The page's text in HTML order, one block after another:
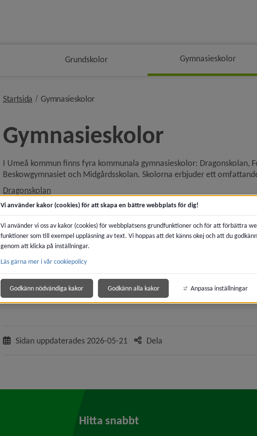
Grundskolor Gymnasieskolor
Startsida Gymnasieskolornivå i brödsmulenavigeringen
Gymnasieskolor
I Umeå kommun finns fyra kommunala gymnasieskolor: Dragonskolan,
Beskowgymnasiet och Midgårdsskolan. Skolorna erbjuder ett
Dragonskolan
Forslundagymnasiet
Maja Beskowgymnasiet
Midgårdsskolan
Fristående skolor
MinervagymnasiumLänk till annan webbplats, öppnas i nytt fönster.
NTI-gymnasietLänk till annan webbplats, öppnas i nytt fönster.
Thoren Sports Academy
Länk till annan webbplats, öppnas i nytt fönster.
Yrkesgymnasiet Länk till annan webbplats, öppnas i nytt fönster.
Sidan uppdaterades 2026-05-21 Dela
Hitta snabbt
Vi använder kakor (cookies) för att skapa en bättre webbplats för dig!
Vi använder vi oss av kakor (cookies) för webbplatsens grundfunktioner och för att förbättra
funktioner som till exempel uppläsning av text. Vi hoppas att det känns okej och att du
genom att klicka på inställningar.
Läs gärna mer i vår cookiepolicy
Godkänn nödvändiga kakor Godkänn alla kakor Anpassa inställningar